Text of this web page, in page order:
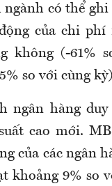
ngành có thể
của chi phí
không (-61%
so với cùng
ngân hàng
cao mới.
của các ngân
khoảng 9% so